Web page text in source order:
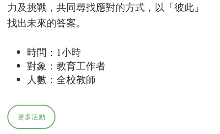
力及挑戰，共同尋找應對的方式，以「彼此」
找出未來的答案。
時間：1小時
對象：教育工作者
人數：全校教師
更多活動